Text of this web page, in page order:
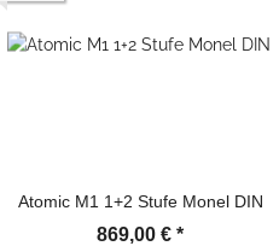
Atomic M1 1+2 Stufe Monel DIN
869,00 € *